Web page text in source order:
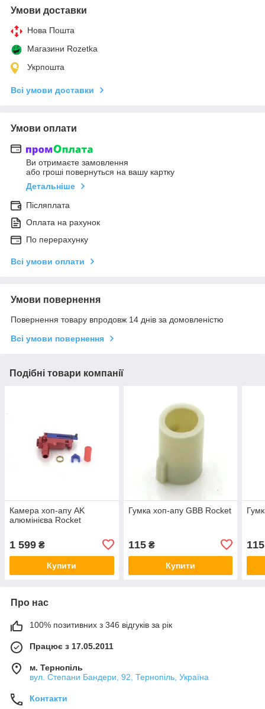
Умови доставки
Нова Пошта
Магазини Rozetka
Укрпошта
Всі умови доставки
Умови оплати
Ви отримаєте замовлення
або гроші повернуться на вашу картку
Детальніше
Післяплата
Оплата на рахунок
По перерахунку
Всі умови оплати
Умови повернення
Повернення товару впродовж 14 днів за домовленістю
Всі умови повернення
Подібні товари компанії
Камера хоп-апу AK
алюмінієва Rocket
1 599 ₴
Купити
Гумка хоп-апу GBB Rocket
115₴
Купити
115
Про нас
100% позитивних з 346 відгуків за рік
Працює з 17.05.2011
м. Тернопіль
вул. Степани Бандери, 92, Тернопіль, Україна
Контакти